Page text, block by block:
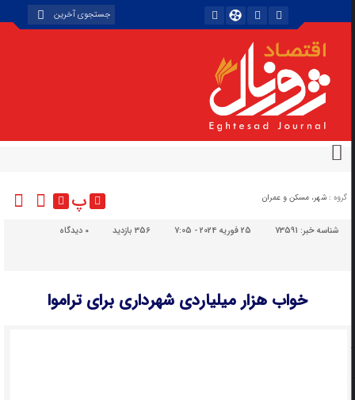
گروه : شهر، مسکن و عمران پ
شناسه خبر:73591 25 فوریه 2024 - 7:05 356 بازدید دیدگاه
خواب هزار میلیاردی شهرداری برای تراموا